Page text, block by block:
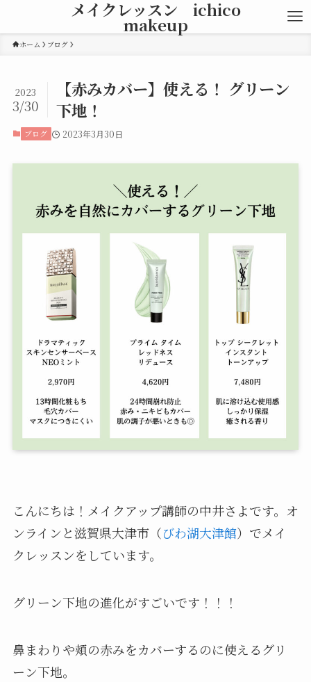
メイクレッスン ichico
makeup
ホーム ブログ
【赤みカバー】使える！ グリーン
下地！
2023
3/30
ブログ 2023年3月30日
こんにちは！メイクアップ講師の中井さよです。オ
ンラインと滋賀県大津市（びわ湖大津館）でメイ
クレッスンをしています。
グリーン下地の進化がすごいです！！！
鼻まわりや頬の赤みをカバーするのに使えるグリ
ーン下地。